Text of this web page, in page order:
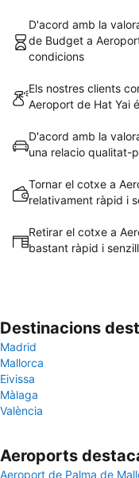
D'acord amb la
de Budget a
condicions
Els nostres clients
Aeroport de Hat Yai
D'acord amb la
una relacio qualitat-
Tornar el cotxe a
relativament ràpid i
Retirar el cotxe a
bastant ràpid i senzill
Destinacions
Madrid
Mallorca
Eivissa
Màlaga
València
Aeroports
Aeroport de Palma de